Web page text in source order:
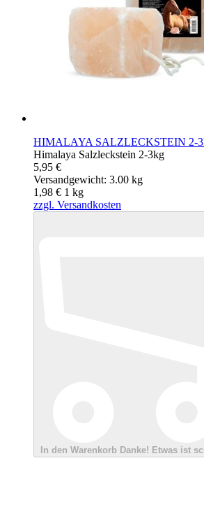
HIMALAYA SALZLECKSTEIN 2-
Himalaya Salzleckstein 2-3kg
5,95 €
Versandgewicht: 3.00 kg
1,98 € 1 kg
zzgl. Versandkosten
In den Warenkorb Danke! Etwas ist